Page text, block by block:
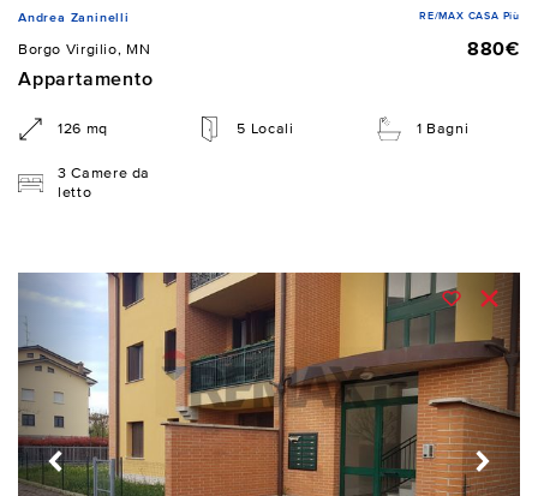
Andrea Zaninelli RE/MAX CASA Più
Borgo Virgilio, MN
880€
Appartamento
126 mq 5 Locali 1 Bagni
3 Camere da
letto